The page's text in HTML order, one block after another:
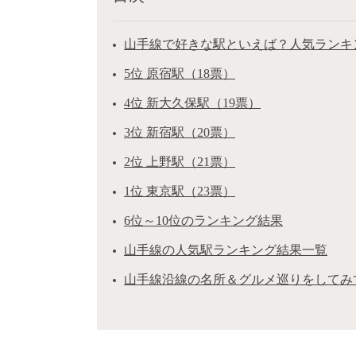
山手線で好きな駅といえば？人気ランキ
5位 原宿駅（18票）
4位 新大久保駅（19票）
3位 新宿駅（20票）
2位 上野駅（21票）
1位 東京駅（23票）
6位～10位のランキング結果
山手線の人気駅ランキング結果一覧
山手線沿線の名所＆グルメ巡りをしてみ